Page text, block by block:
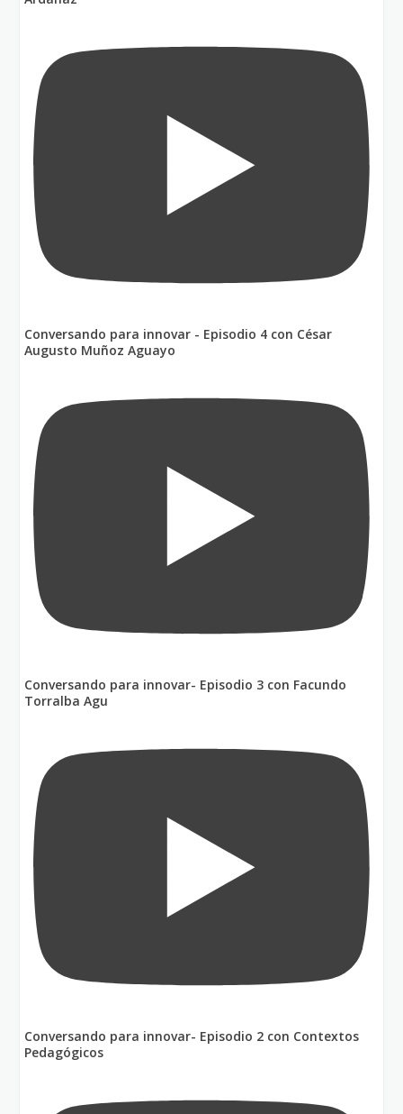
Conversando para innovar - Episodio 4 con César
Augusto Muñoz Aguayo
Conversando para innovar- Episodio 3 con Facundo
Torralba Agu
Conversando para innovar- Episodio 2 con Contextos
Pedagógicos